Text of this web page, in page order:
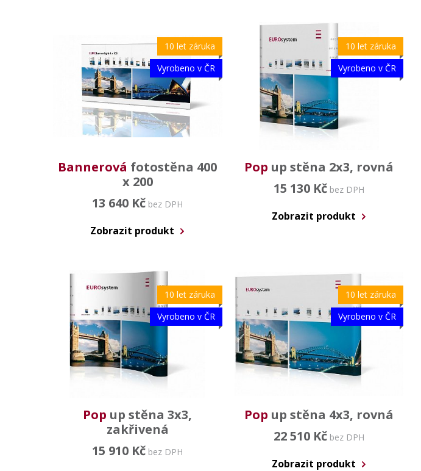
10 let záruka
Vyrobeno v ČR
Bannerová fotostěna 400
x 200
13 640 Kč bez DPH
Zobrazit produkt
10 let záruka
Vyrobeno v ČR
Pop up stěna 2x3, rovná
15 130 Kčbez DPH
Zobrazit produkt
10 let záruka
Vyrobeno v ČR
Pop up stěna 3x3,
zakřivená
15 910 Kč bez DPH
10 let záruka
Vyrobeno v ČR
Pop up stěna 4x3, rovná
22 510 Kčbez DPH
Zobrazit produkt